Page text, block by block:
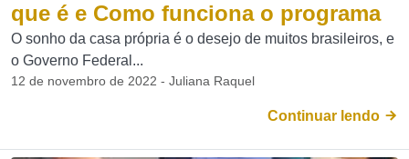
que é e Como funciona o programa
O sonho da casa própria é o desejo de muitos brasileiros, e
o Governo Federal...
12 de novembro de 2022 - Juliana Raquel
Continuar lendo